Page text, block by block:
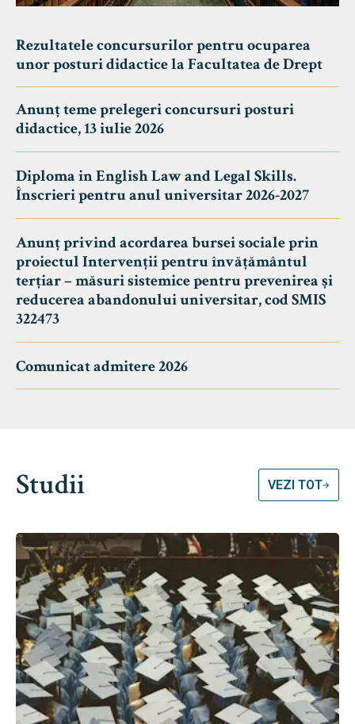
Rezultatele concursurilor pentru ocuparea
unor posturi didactice la Facultatea de Drept
Anunț teme prelegeri concursuri posturi
didactice, 13 iulie 2026
Diploma in English Law and Legal Skills.
Înscrieri pentru anul universitar 2026-2027
Anunț privind acordarea bursei sociale prin
proiectul Intervenții pentru învățământul
terțiar – măsuri sistemice pentru prevenirea și
reducerea abandonului universitar, cod SMIS
322473
Comunicat admitere 2026
Studii VEZI TOT